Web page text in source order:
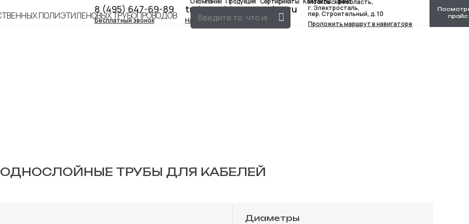
8 (495) 647-69-89
Бесплатный звонок
trubapnd.top@yandex.ru
Написать нам
Московская область,
г. Электросталь,
пер. Строительный, д. 10
Проложить маршрут в навигаторе
прайс
ОДНОСЛОЙНЫЕ ТРУБЫ ДЛЯ КАБЕЛЕЙ
Диаметры